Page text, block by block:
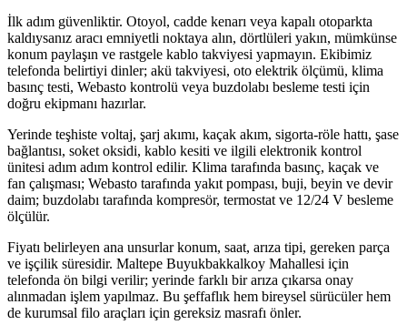
İlk adım güvenliktir. Otoyol, cadde kenarı veya kapalı otoparkta
kaldıysanız aracı emniyetli noktaya alın, dörtlüleri yakın, mümkünse
konum paylaşın ve rastgele kablo takviyesi yapmayın. Ekibimiz
telefonda belirtiyi dinler; akü takviyesi, oto elektrik ölçümü, klima
basınç testi, Webasto kontrolü veya buzdolabı besleme testi için
doğru ekipmanı hazırlar.
Yerinde teşhiste voltaj, şarj akımı, kaçak akım, sigorta-röle hattı, şase
bağlantısı, soket oksidi, kablo kesiti ve ilgili elektronik kontrol
ünitesi adım adım kontrol edilir. Klima tarafında basınç, kaçak ve
fan çalışması; Webasto tarafında yakıt pompası, buji, beyin ve devir
daim; buzdolabı tarafında kompresör, termostat ve 12/24 V besleme
ölçülür.
Fiyatı belirleyen ana unsurlar konum, saat, arıza tipi, gereken parça
ve işçilik süresidir. Maltepe Buyukbakkalkoy Mahallesi için
telefonda ön bilgi verilir; yerinde farklı bir arıza çıkarsa onay
alınmadan işlem yapılmaz. Bu şeffaflık hem bireysel sürücüler hem
de kurumsal filo araçları için gereksiz masrafı önler.